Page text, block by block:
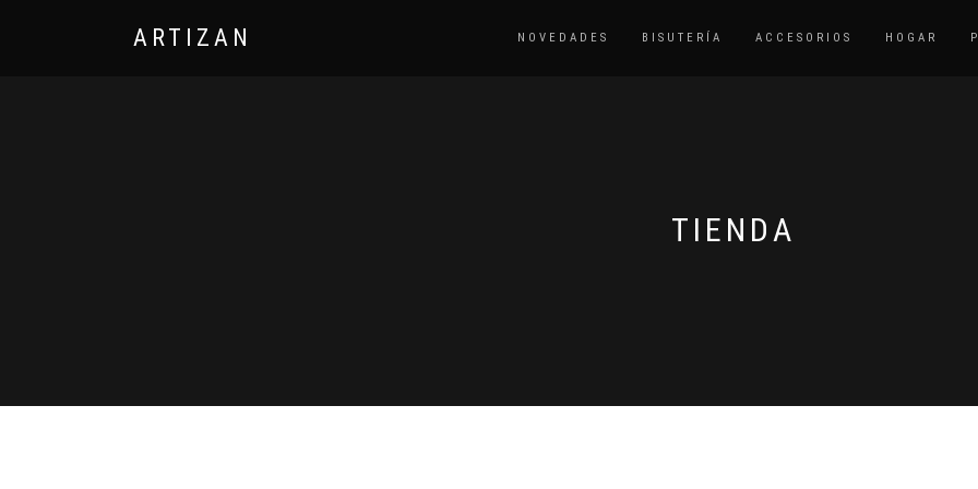
ARTIZAN NOVEDADES BISUTERÍA ACCESORIOS HOGAR
TIENDA